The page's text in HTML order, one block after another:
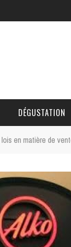
DÉGUSTATION
en matière de